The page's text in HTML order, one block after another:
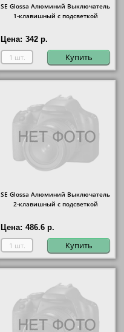
SE Glossa Алюминий Выключатель
1-клавишный с подсветкой
Цена: 342 р.
Купить
SE Glossa Алюминий Выключатель
2-клавишный с подсветкой
Цена: 486.6 р.
Купить